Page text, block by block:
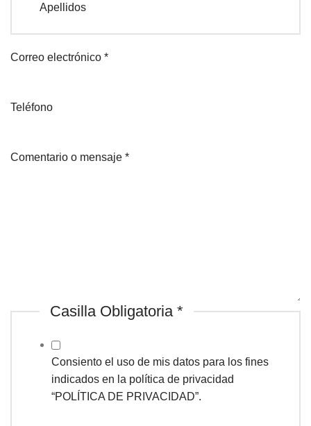
Apellidos
Correo electrónico *
Teléfono
Comentario o mensaje *
Casilla Obligatoria *
Consiento el uso de mis datos para los fines
indicados en la política de privacidad
“POLÍTICA DE PRIVACIDAD”.